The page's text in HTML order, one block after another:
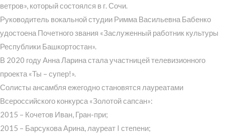
ветров», который состоялся в г. Сочи.
Руководитель вокальной студии Римма Васильевна Бабенко
удостоена Почетного звания «Заслуженный работник культуры
Республики Башкортостан».
В 2020 году Анна Ларина стала участницей телевизионного
проекта «Ты – супер!».
Солисты ансамбля ежегодно становятся лауреатами
Всероссийского конкурса «Золотой сапсан»:
2015 – Кочетов Иван, Гран-при;
2015 – Барсукова Арина, лауреат I степени;